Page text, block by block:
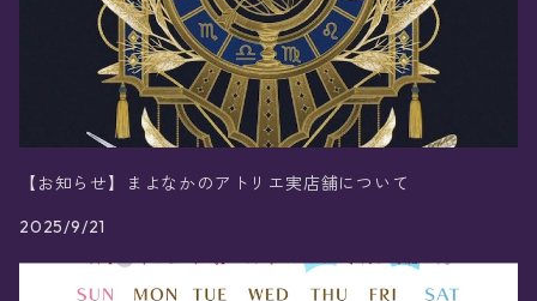
【お知らせ】まよなかのアトリエ実店舗について
2025/9/21